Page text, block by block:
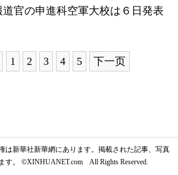
道官の申進科空軍大校は６日発表
1 2 3 4 5 下一页
は新華社新華網にあります。掲載された記事、写真
す。 ©XINHUANET.com All Rights Reserved.